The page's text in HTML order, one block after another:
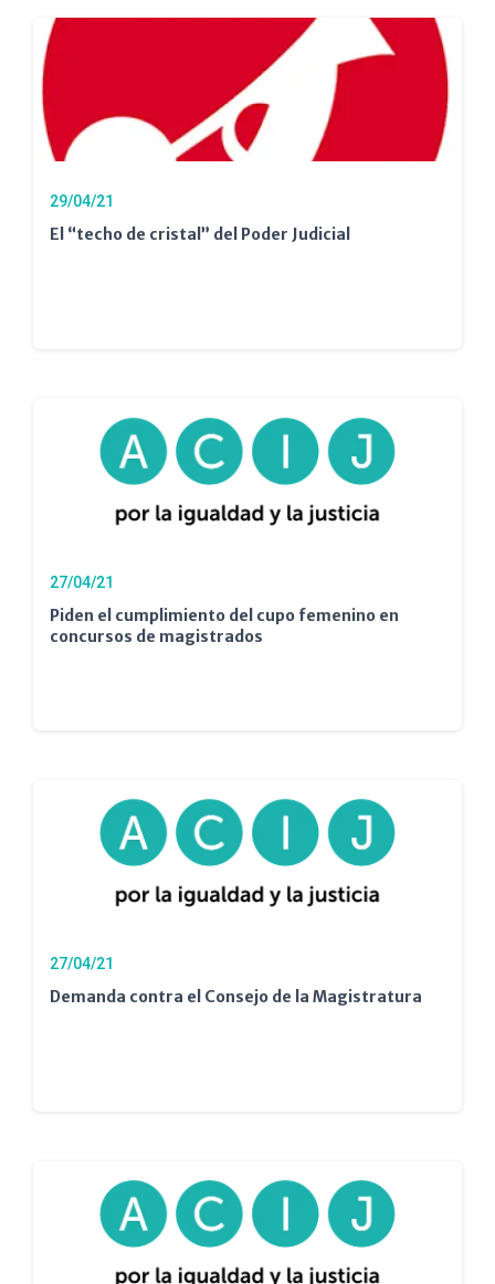
29/04/21
El “techo de cristal” del Poder Judicial
27/04/21
Piden el cumplimiento del cupo femenino en
concursos de magistrados
27/04/21
Demanda contra el Consejo de la Magistratura